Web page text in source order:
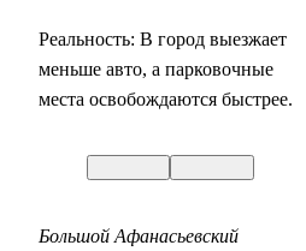
Реальность: В город выезжает
меньше авто, а парковочные
места освобождаются быстрее.
Большой Афанасьевский